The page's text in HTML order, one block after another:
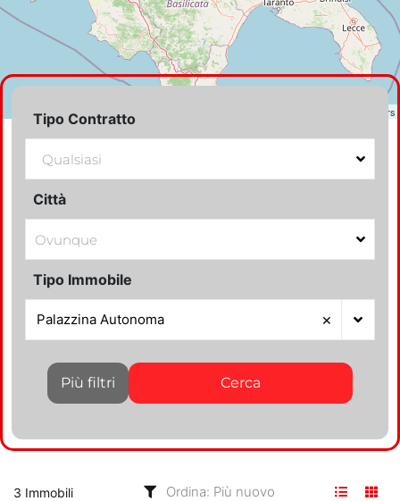
contributors
Tipo Contratto
Città
Tipo Immobile
Palazzina Autonoma ×
Più filtri Cerca
3 Immobili